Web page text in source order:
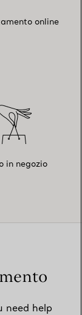
online
in negozio
need help